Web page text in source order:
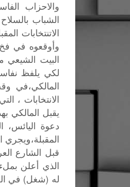
والاحزاب
الشباب بالسلاح
الاتنتخابات
وأوقعوه في فخ
البيت الشيعي
لكي يلفظ
المالكي،في
الانتخابات ، التي
يقبل
المالكي
دعوة
اليائس،
المقبلة،ويجري
قبل الشارع
الذي
أعلن
له (شغل) في